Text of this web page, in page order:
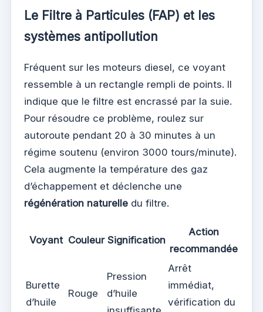
Le Filtre à Particules (FAP) et les
systèmes antipollution
Fréquent sur les moteurs diesel, ce voyant
ressemble à un rectangle rempli de points. Il
indique que le filtre est encrassé par la suie.
Pour résoudre ce problème, roulez sur
autoroute pendant 20 à 30 minutes à un
régime soutenu (environ 3000 tours/minute).
Cela augmente la température des gaz
d’échappement et déclenche une
régénération naturelle du filtre.
Voyant Couleur Signification
Action
recommandée
Burette
d’huile
Rouge
Pression
d’huile
Arrêt
immédiat,
vérification du